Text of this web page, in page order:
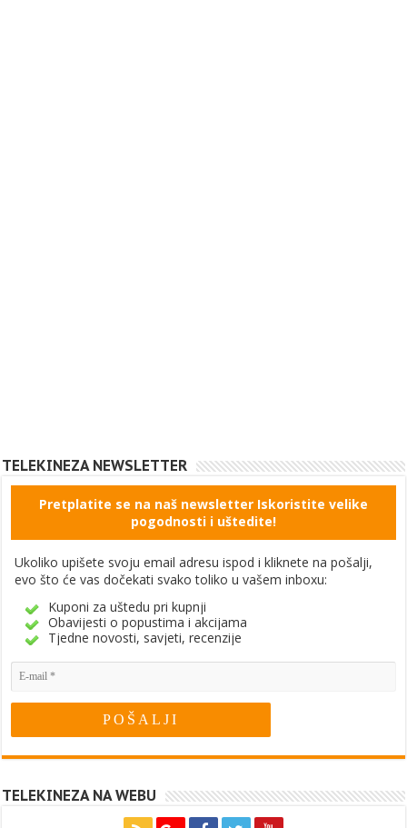
TELEKINEZA NEWSLETTER
Pretplatite se na naš newsletter Iskoristite velike
pogodnosti i uštedite!
Ukoliko upišete svoju email adresu ispod i kliknete na pošalji,
evo što će vas dočekati svako toliko u vašem inboxu:
Kuponi za uštedu pri kupnji
Obavijesti o popustima i akcijama
Tjedne novosti, savjeti, recenzije
TELEKINEZA NA WEBU